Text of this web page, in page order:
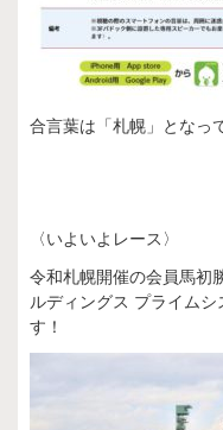
合言葉は「札幌」となっ
〈いよいよレース〉
令和札幌開催の会員馬初
ルディングス プライム
す！